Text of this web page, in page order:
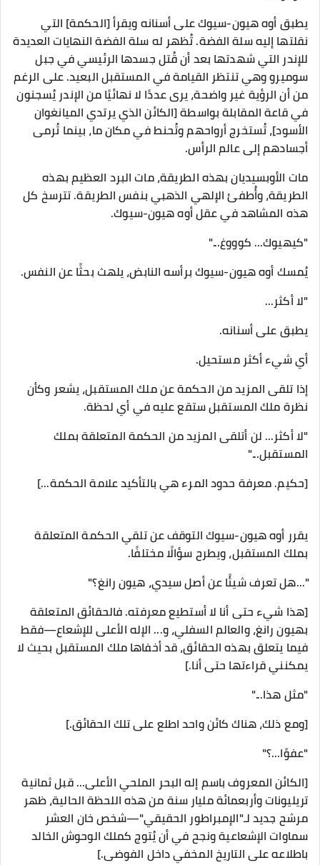
يطبق أوه هيون-سيوك على أسنانه ويقرأ [الحكمة] التي
نقلتها إليه سلة الفضة. تُظهر له سلة الفضة النهايات العديدة
للإندر التي شهدتها بعد أن قُتل جسدها الرئيسي في جبل
سوميرو وهي تنتظر القيامة في المستقبل البعيد. على الرغم
من أن الرؤية غير واضحة، يرى عددًا لا نهائيًا من الإندر يُسجنون
في قاعة المقابلة بواسطة [الكائن الذي يرتدي الميانغوان
الأسود]، تُستخرج أرواحهم وتُحنط في مكان ما، بينما تُرمى
أجسادهم إلى عالم الرأس.
مات الأوبسيديان بهذه الطريقة، مات البرد العظيم بهذه
الطريقة، وأُطفئ الإلهي الذهبي بنفس الطريقة. تترسخ كل
هذه المشاهد في عقل أوه هيون-سيوك.
"كيهيوك... كوووغ..."
يُمسك أوه هيون-سيوك برأسه النابض، يلهث بحثًا عن النفس.
"لا أكثر...
يطبق على أسنانه.
أي شيء أكثر مستحيل.
إذا تلقى المزيد من الحكمة عن ملك المستقبل، يشعر وكأن
نظرة ملك المستقبل ستقع عليه في أي لحظة.
"لا أكثر... لن أتلقى المزيد من الحكمة المتعلقة بملك
المستقبل..."
[حكيم. معرفة حدود المرء هي بالتأكيد علامة الحكمة...]
يقرر أوه هيون-سيوك التوقف عن تلقي الحكمة المتعلقة
بملك المستقبل، ويطرح سؤالًا مختلفًا.
"...هل تعرف شيئًا عن أصل سيدي، هيون رانغ؟"
[هذا شيء حتى أنا لا أستطيع معرفته. فالحقائق المتعلقة
بهيون رانغ، والعالم السفلي، و... الإله الأعلى للإشعاع—فقط
فيما يتعلق بهذه الحقائق، قد أخفاها ملك المستقبل بحيث لا
يمكنني قراءتها حتى أنا.]
"مثل هذا..."
[ومع ذلك، هناك كائن واحد اطلع على تلك الحقائق.]
"عفوًا...؟"
[الكائن المعروف باسم إله البحر الملحي الأعلى... قبل ثمانية
تريليونات وأربعمائة مليار سنة من هذه اللحظة الحالية، ظهر
مرشح جديد لـ"الإمبراطور الحقيقي"—شخص خان العشر
سماوات الإشعاعية ونجح في أن يُتوج كملك الوحوش الخالد
باطلاعه على التاريخ المخفي داخل الفوضى.]